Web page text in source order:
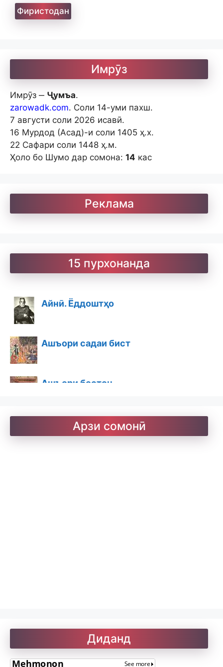
Имрӯз
Имрӯз ‒ Ҷумъа.
zarowadk.com. Соли 14-уми пахш.
7 августи соли 2026 исавӣ.
16 Мурдод (Асад)-и соли 1405 ҳ.х.
22 Сафари соли 1448 ҳ.м.
Ҳоло бо Шумо дар сомона: 14 кас
Реклама
15 пурхонанда
Рефератҳо-2
Арзи сомонӣ
Диданд